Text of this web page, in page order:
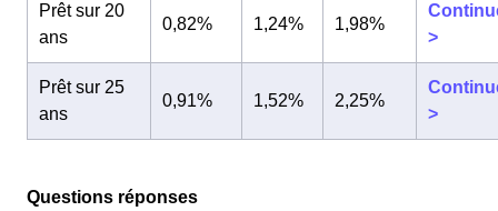
Prêt sur 20
ans
0,82% 1,24% 1,98%
>
Prêt sur 25
ans
0,91% 1,52% 2,25%
>
Questions réponses